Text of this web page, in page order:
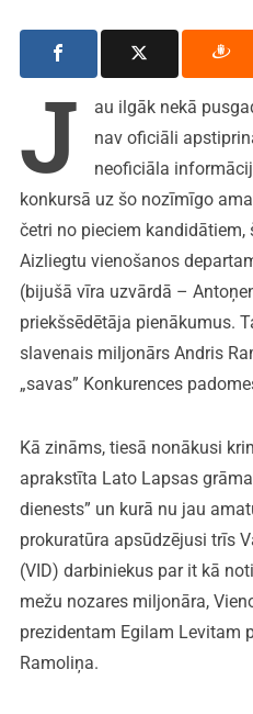
J
au ilgāk nekā
nav oficiāli
neoficiāla
konkursā uz šo nozīmīgo
četri no pieciem kandidātiem,
Aizliegtu vienošanos
(bijušā vīra uzvārdā –
priekšsēdētāja pienākumus.
slavenais miljonārs Andris
„savas” Konkurences
Kā zināms, tiesā nonākusi
aprakstīta Lato Lapsas
dienests” un kurā nu jau
prokuratūra apsūdzējusi trīs
(VID) darbiniekus par it kā
mežu nozares miljonāra,
prezidentam Egilam Levitam
Ramoliņa.